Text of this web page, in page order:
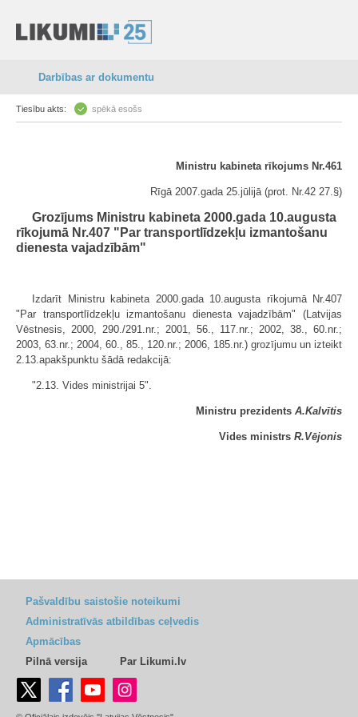
Darbības ar dokumentu
Tiesību akts: spēkā esošs
Ministru kabineta rīkojums Nr.461
Rīgā 2007.gada 25.jūlijā (prot. Nr.42 27.§)
Grozījums Ministru kabineta 2000.gada 10.augusta
rīkojumā Nr.407 "Par transportlīdzekļu izmantošanu
dienesta vajadzībām"
Izdarīt Ministru kabineta 2000.gada 10.augusta rīkojumā Nr.407
"Par transportlīdzekļu izmantošanu dienesta vajadzībām" (Latvijas
Vēstnesis, 2000, 290./291.nr.; 2001, 56., 117.nr.; 2002, 38., 60.nr.;
2003, 63.nr.; 2004, 60., 85., 120.nr.; 2006, 185.nr.) grozījumu un izteikt
2.13.apakšpunktu šādā redakcijā:
"2.13. Vides ministrijai 5".
Ministru prezidents A.Kalvītis
Vides ministrs R.Vējonis
Pašvaldību saistošie noteikumi
Administratīvās atbildības ceļvedis
Apmācības
Pilnā versija
Par Likumi.lv